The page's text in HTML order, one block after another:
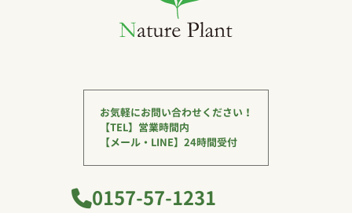
お気軽にお問い合わせください！
【TEL】営業時間内
【メール・LINE】24時間受付
0157-57-1231